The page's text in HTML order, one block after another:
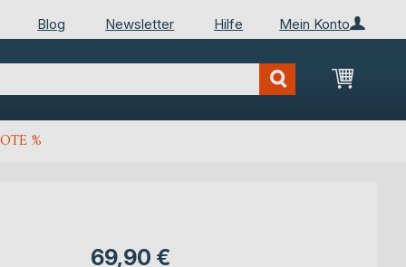
Mein Konto
Blog Newsletter Hilfe
Mein
%
69,90 €